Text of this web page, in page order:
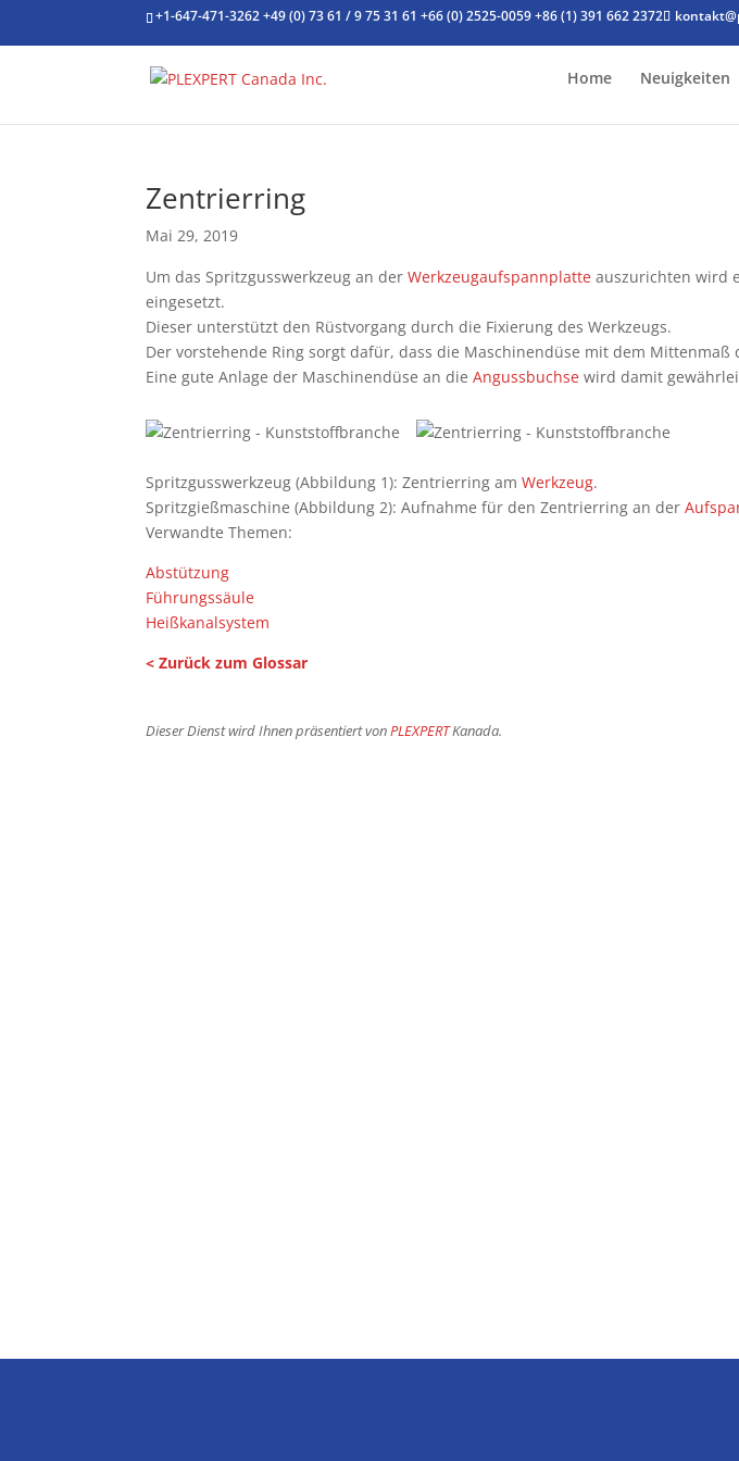
+1-647-471-3262 +49 (0) 73 61 / 9 75 31 61+66 (0) 2525-0059 +86 (1) 391 662 2372
Home Neuigkeiten
Zentrierring
Mai 29, 2019
Um das Spritzgusswerkzeug an derWerkzeugaufspannplatte auszurichten wird
eingesetzt.
Dieser unterstützt den Rüstvorgang durch die Fixierung des Werkzeugs.
Der vorstehende Ring sorgt dafür, dass die Maschinendüse mit dem
Eine gute Anlage der Maschinendüse an dieAngussbuchse wird damit
Spritzgusswerkzeug (Abbildung 1): Zentrierring amWerkzeug.
Spritzgießmaschine (Abbildung 2): Aufnahme für den Zentrierring an der
Verwandte Themen:
Abstützung
Führungssäule
Heißkanalsystem
< Zurück zum Glossar
Dieser Dienst wird Ihnen präsentiert vonPLEXPERTKanada.